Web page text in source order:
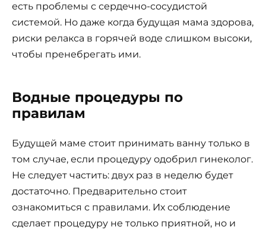
есть проблемы с сердечно-сосудистой
системой. Но даже когда будущая мама здорова,
риски релакса в горячей воде слишком высоки,
чтобы пренебрегать ими.
Водные процедуры по
правилам
Будущей маме стоит принимать ванну только в
том случае, если процедуру одобрил гинеколог.
Не следует частить: двух раз в неделю будет
достаточно. Предварительно стоит
ознакомиться с правилами. Их соблюдение
сделает процедуру не только приятной, но и